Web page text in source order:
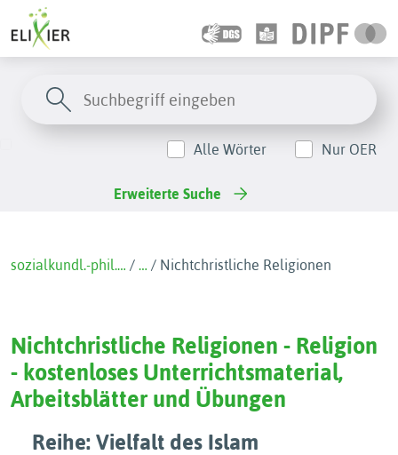
Alle Wörter Nur OER
Erweiterte Suche
sozialkundl.-phil.… / … / Nichtchristliche Religionen
Nichtchristliche Religionen - Religion
- kostenloses Unterrichtsmaterial,
Arbeitsblätter und Übungen
Reihe: Vielfalt des Islam